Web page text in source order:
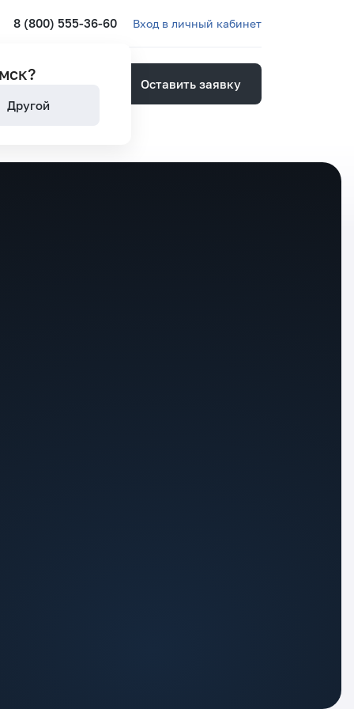
8 (800) 555-36-60 Вход в личный кабинет
Оставить заявку
?
Другой